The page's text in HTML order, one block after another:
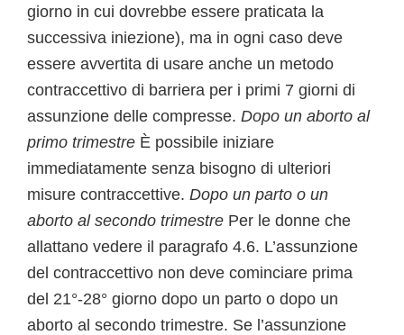
giorno in cui dovrebbe essere praticata la
successiva iniezione), ma in ogni caso deve
essere avvertita di usare anche un metodo
contraccettivo di barriera per i primi 7 giorni di
assunzione delle compresse. Dopo un aborto al
primo trimestre È possibile iniziare
immediatamente senza bisogno di ulteriori
misure contraccettive. Dopo un parto o un
aborto al secondo trimestre Per le donne che
allattano vedere il paragrafo 4.6. L’assunzione
del contraccettivo non deve cominciare prima
del 21°-28° giorno dopo un parto o dopo un
aborto al secondo trimestre. Se l’assunzione